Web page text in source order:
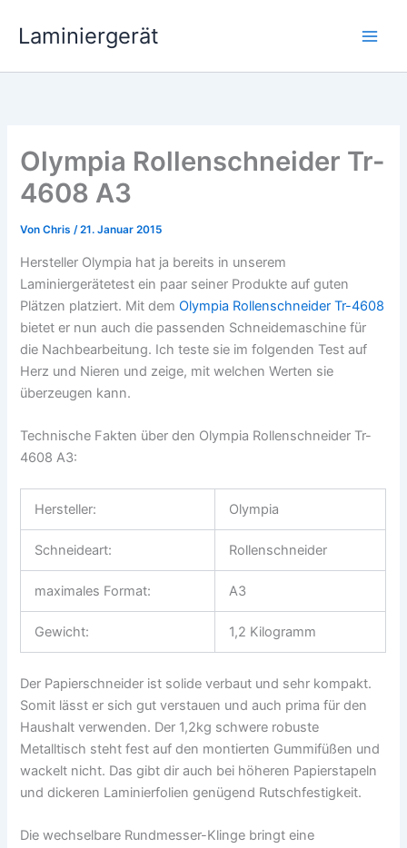
InhaltLaminiergerät
Olympia Rollenschneider Tr-
4608 A3
VonChris/21. Januar 2015
Hersteller Olympia hat ja bereits in unserem
Laminiergerätetest ein paar seiner Produkte auf guten
Plätzen platziert. Mit demOlympia Rollenschneider Tr-4608
bietet er nun auch die passenden Schneidemaschine für
die Nachbearbeitung. Ich teste sie im folgenden Test auf
Herz und Nieren und zeige, mit welchen Werten sie
überzeugen kann.
Technische Fakten über den Olympia Rollenschneider Tr-
4608 A3:
Hersteller: Olympia
Schneideart: Rollenschneider
maximales Format: A3
Gewicht: 1,2 Kilogramm
Der Papierschneider ist solide verbaut und sehr kompakt.
Somit lässt er sich gut verstauen und auch prima für den
Haushalt verwenden. Der 1,2kg schwere robuste
Metalltisch steht fest auf den montierten Gummifüßen und
wackelt nicht. Das gibt dir auch bei höheren Papierstapeln
und dickeren Laminierfolien genügend Rutschfestigkeit.
Die wechselbare Rundmesser-Klinge bringt eine